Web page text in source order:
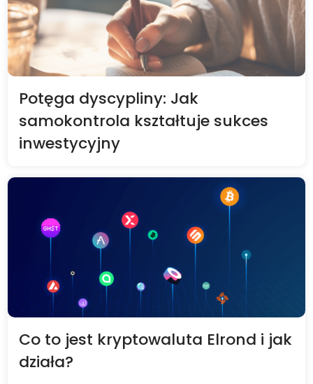
Potęga dyscypliny: Jak
samokontrola kształtuje sukces
inwestycyjny
Co to jest kryptowaluta Elrond i jak
działa?